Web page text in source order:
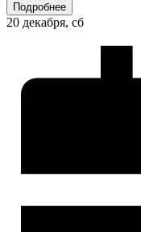
Подробнее
20 декабря, сб